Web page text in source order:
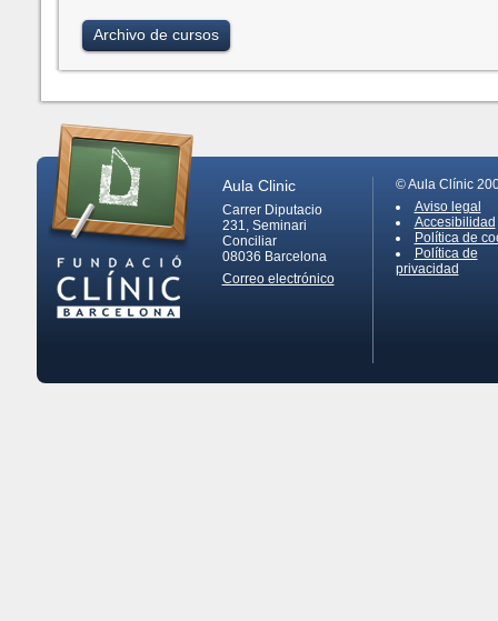
Archivo de cursos
Aula Clinic
Carrer Diputacio
231, Seminari
Conciliar
08036 Barcelona
Correo electrónico
© Aula Clínic
Aviso legal
Accesibilidad
Política de
Política de
privacidad